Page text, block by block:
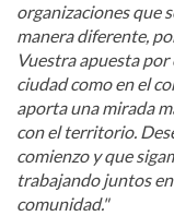
organizaciones que
manera diferente,
Vuestra apuesta
ciudad como en el
aporta una mirada
con el territorio.
comienzo y que
trabajando juntos
comunidad."